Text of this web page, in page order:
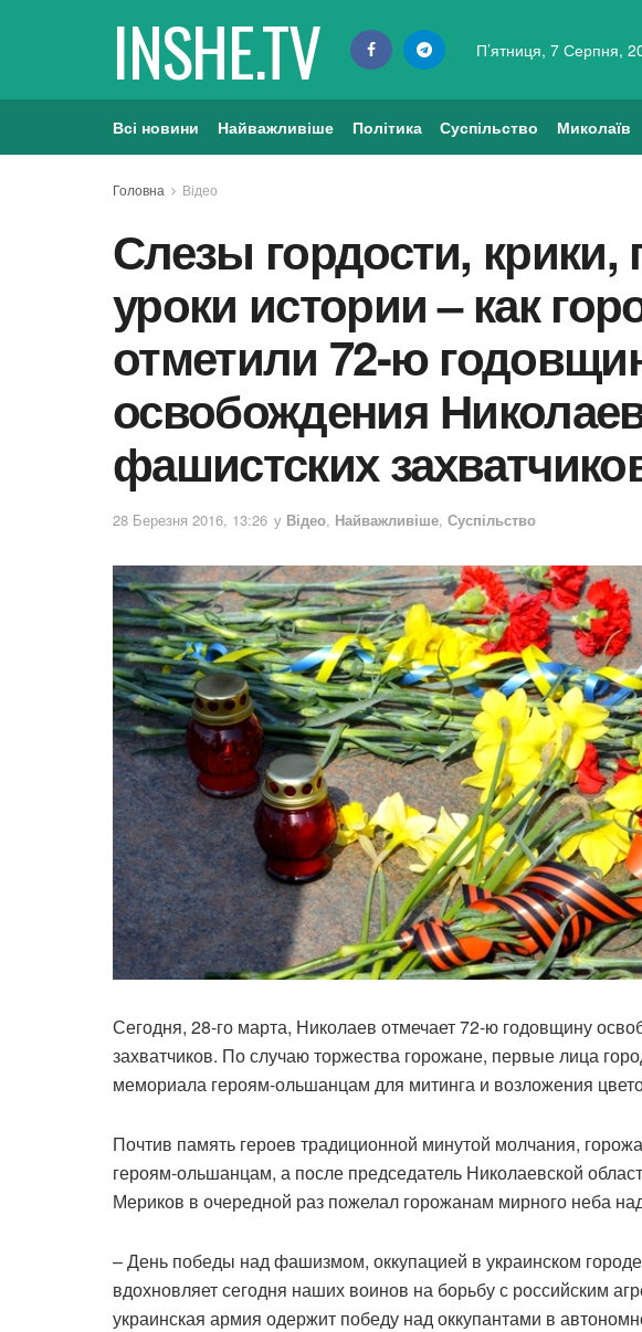
INSHE.TV П’ятниця, 7 Серпня,
Всі новини Найважливіше Політика Суспільство Миколаїв
Головна Відео
Слезы гордости, крики,
уроки истории – как
отметили 72-ю
освобождения
фашистских
28 Березня 2016, 13:26 у Відео, Найважливіше, Суспільство
Сегодня, 28-го марта, Николаев отмечает 72-ю годовщину
захватчиков. По случаю торжества горожане, первые лица
мемориала героям-ольшанцам для митинга и возложения
Почтив память героев традиционной минутой молчания,
героям-ольшанцам, а после председатель Николаевской
Мериков в очередной раз пожелал горожанам мирного неба
– День победы над фашизмом, оккупацией в украинском
вдохновляет сегодня наших воинов на борьбу с российским
украинская армия одержит победу над оккупантами в